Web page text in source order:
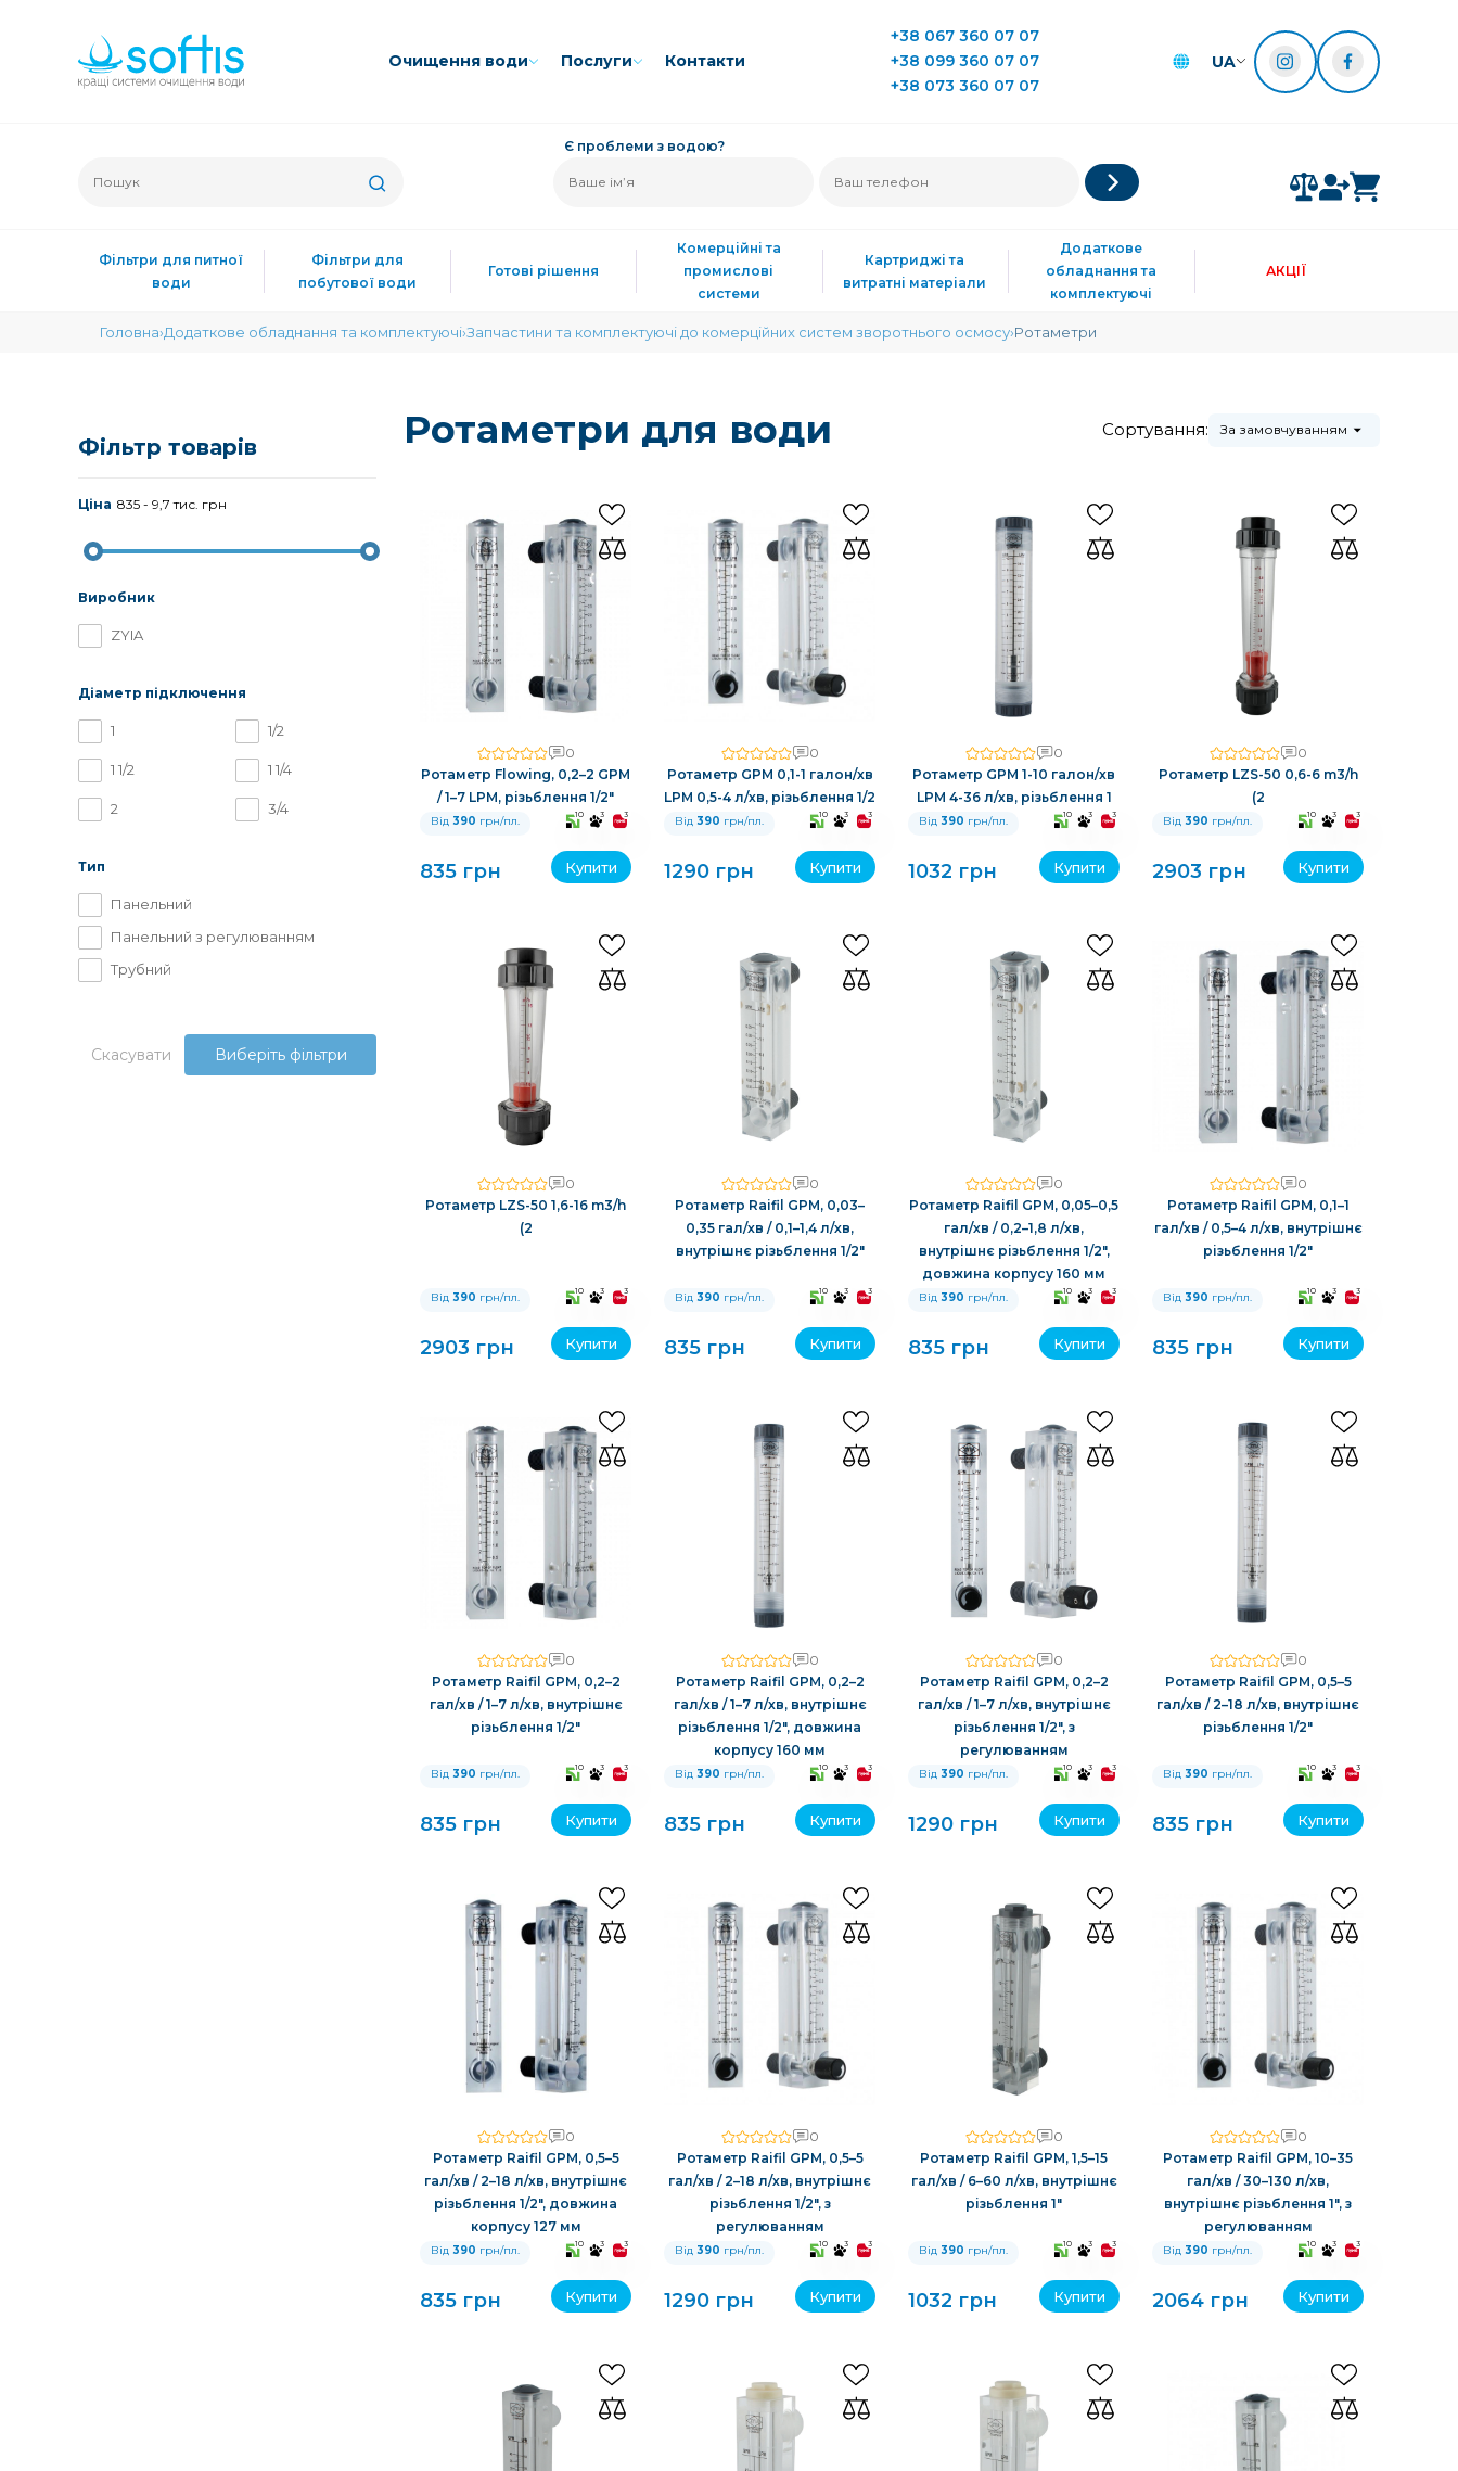
Очищення води Послуги Контакти
+38 067 360 07 07
+38 099 360 07 07
+38 073 360 07 07
UA
Є проблеми з водою?
Фільтри для питної
води
Фільтри для
побутової води
Готові рішення
Комерційні та
промислові
системи
Картриджі та
витратні матеріали
Додаткове
обладнання та
комплектуючі
АКЦІЇ
Головна Додаткове обладнання та комплектуючі Запчастини та комплектуючі до комерційних систем зворотнього осмосу Ротаметри
Фільтр товарів
835 - 9,7 тис. грн
Ціна
Виробник
ZYIA
Діаметр підключення
1 1/2
1 1/2 1 1/4
2 3/4
Тип
Панельний
Панельний з регулюванням
Трубний
Скасувати Виберіть фільтри
Ротаметри для води Сортування: За замовчуванням
0
Ротаметр Flowing, 0,2–2 GPM
/ 1–7 LPM, різьблення 1/2″
Від 390 грн/пл. 10 3 3
835 грн Купити
0
Ротаметр GPM 0,1-1 галон/хв
LPM 0,5-4 л/хв, різьблення 1/2
Від 390 грн/пл. 10 3 3
1290 грн Купити
0
Ротаметр GPM 1-10 галон/хв
LPM 4-36 л/хв, різьблення 1
Від 390 грн/пл. 10 3 3
1032 грн Купити
0
Ротаметр LZS-50 0,6-6 m3/h
(2
Від 390 грн/пл. 10 3 3
2903 грн Купити
0
Ротаметр LZS-50 1,6-16 m3/h
(2
Від 390 грн/пл. 10 3 3
2903 грн Купити
0
Ротаметр Raifil GPM, 0,03–
0,35 гал/хв / 0,1–1,4 л/хв,
внутрішнє різьблення 1/2″
Від 390 грн/пл. 10 3 3
835 грн Купити
0
Ротаметр Raifil GPM, 0,05–0,5
гал/хв / 0,2–1,8 л/хв,
внутрішнє різьблення 1/2″,
довжина корпусу 160 мм
Від 390 грн/пл. 10 3 3
835 грн Купити
0
Ротаметр Raifil GPM, 0,1–1
гал/хв / 0,5–4 л/хв, внутрішнє
різьблення 1/2″
Від 390 грн/пл. 10 3 3
835 грн Купити
0
Ротаметр Raifil GPM, 0,2–2
гал/хв / 1–7 л/хв, внутрішнє
різьблення 1/2″
Від 390 грн/пл. 10 3 3
835 грн Купити
0
Ротаметр Raifil GPM, 0,2–2
гал/хв / 1–7 л/хв, внутрішнє
різьблення 1/2″, довжина
корпусу 160 мм
Від 390 грн/пл. 10 3 3
835 грн Купити
0
Ротаметр Raifil GPM, 0,2–2
гал/хв / 1–7 л/хв, внутрішнє
різьблення 1/2″, з
регулюванням
Від 390 грн/пл. 10 3 3
1290 грн Купити
0
Ротаметр Raifil GPM, 0,5–5
гал/хв / 2–18 л/хв, внутрішнє
різьблення 1/2″
Від 390 грн/пл. 10 3 3
835 грн Купити
0
Ротаметр Raifil GPM, 0,5–5
гал/хв / 2–18 л/хв, внутрішнє
різьблення 1/2″, довжина
корпусу 127 мм
Від 390 грн/пл. 10 3 3
835 грн Купити
0
Ротаметр Raifil GPM, 0,5–5
гал/хв / 2–18 л/хв, внутрішнє
різьблення 1/2″, з
регулюванням
Від 390 грн/пл. 10 3 3
1290 грн Купити
0
Ротаметр Raifil GPM, 1,5–15
гал/хв / 6–60 л/хв, внутрішнє
різьблення 1″
Від 390 грн/пл. 10 3 3
1032 грн Купити
0
Ротаметр Raifil GPM, 10–35
гал/хв / 30–130 л/хв,
внутрішнє різьблення 1″, з
регулюванням
Від 390 грн/пл. 10 3 3
2064 грн Купити